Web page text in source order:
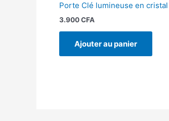
Porte Clé lumineuse en cristal
3.900CFA
Ajouter au panier